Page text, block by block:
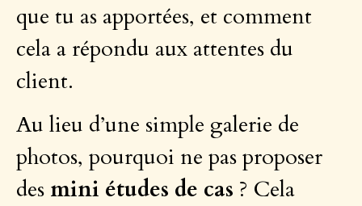
que tu as apportées, et comment
cela a répondu aux attentes du
client.
Au lieu d’une simple galerie de
photos, pourquoi ne pas proposer
des mini études de cas ? Cela